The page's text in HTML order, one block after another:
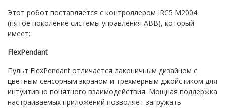
Этот робот поставляется с контроллером IRC5 M2004
(пятое поколение системы управления ABB), который
имеет:
FlexPendant
Пульт FlexPendant отличается лаконичным дизайном с
цветным сенсорным экраном и трехмерным джойстиком для
интуитивно понятного взаимодействия. Мощная поддержка
настраиваемых приложений позволяет загружать